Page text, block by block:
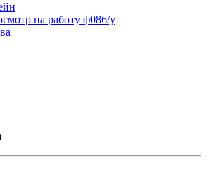
на работу ф086/у